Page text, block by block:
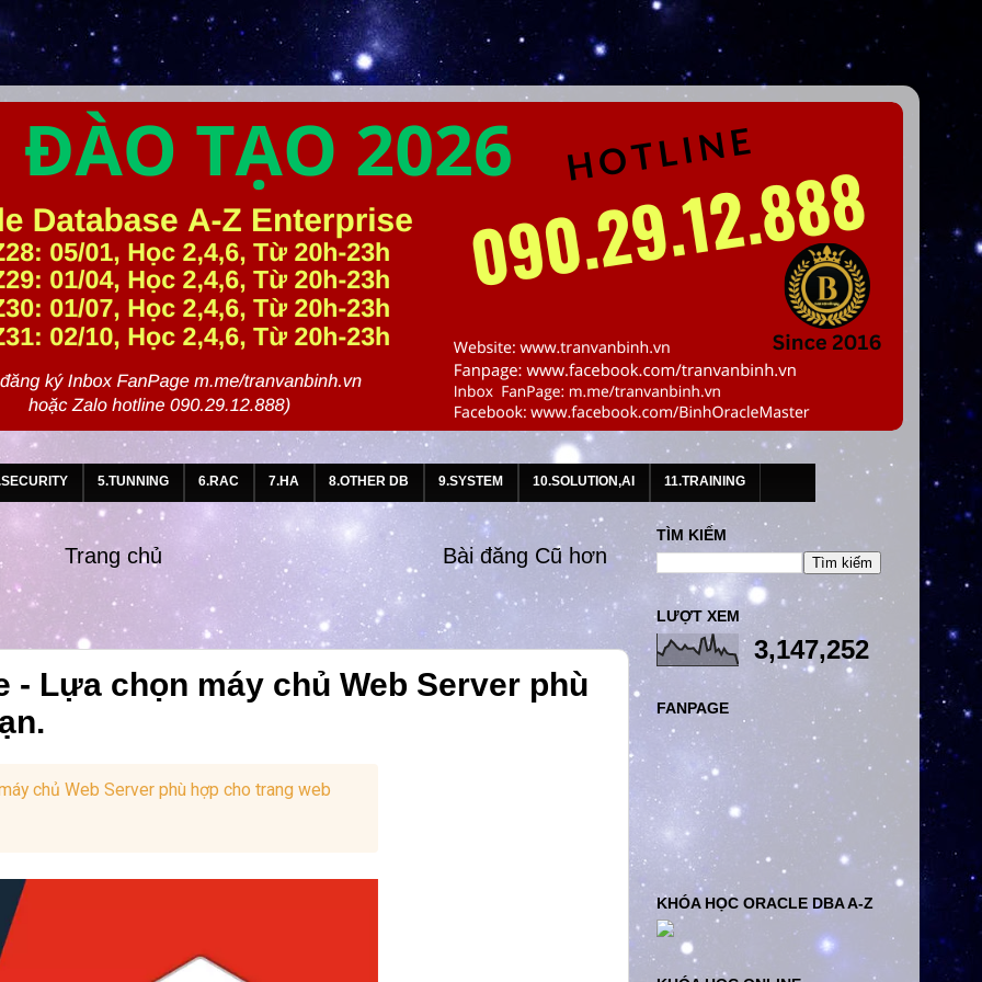
5.TUNNING 6.RAC 7.HA 8.OTHER DB 9.SYSTEM 10.SOLUTION,AI 11.TRAINING
Bài đăng Cũ hơn
Trang chủ
- Lựa chọn máy chủ Web Server phù
chủ Web Server phù hợp cho trang web
TÌM KIẾM
LƯỢT XEM
3,147,252
FANPAGE
KHÓA HỌC ORACLE DBA A-Z